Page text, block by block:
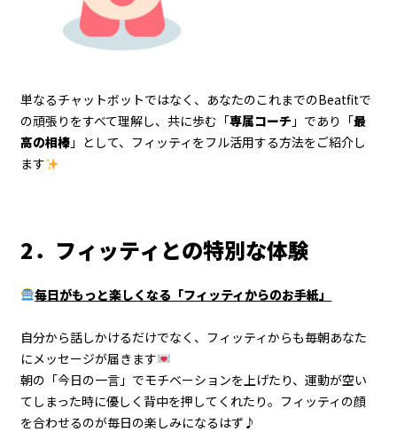
単なるチャットボットではなく、あなたのこれまでのBeatfitで
の頑張りをすべて理解し、共に歩む「専属コーチ 」であり「最
高の相棒 」として、フィッティをフル活用する方法をご紹介し
ます
2．フィッティとの特別な体験
毎日がもっと楽しくなる「フィッティからのお手紙」
自分から話しかけるだけでなく、フィッティからも毎朝あなた
にメッセージが届きます
朝の「今日の一言」でモチベーションを上げたり、運動が空い
てしまった時に優しく背中を押してくれたり。フィッティの顔
を合わせるのが毎日の楽しみになるはず♪